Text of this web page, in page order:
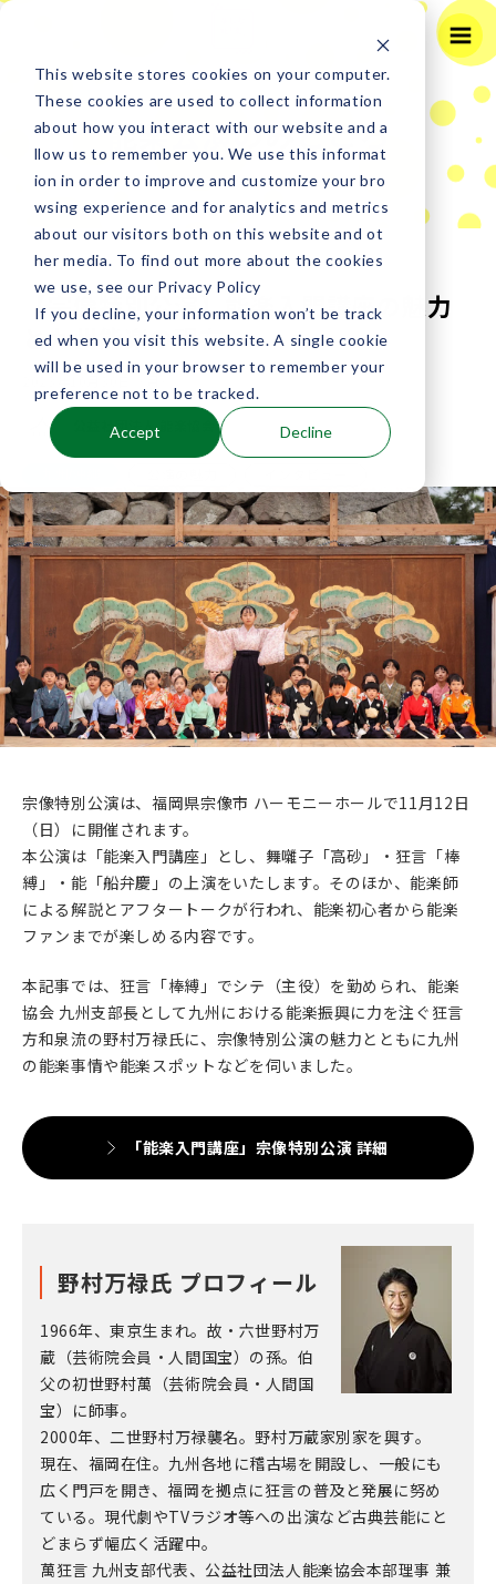
This website stores cookies on your computer.
These cookies are used to collect information
about how you interact with our website and a
llow us to remember you. We use this informat
ion in order to improve and customize your bro
wsing experience and for analytics and metrics
about our visitors both on this website and ot
her media. To find out more about the cookies
we use, see our Privacy Policy
If you decline, your information won’t be track
ed when you visit this website. A single cookie
will be used in your browser to remember your
preference not to be tracked.
Accept Decline
近畿 2025年12月21日(日)
奈良県 奈良春日野国際フォーラム甍 ～I・RA・KA
～ 能楽公演
2025年12月27日(土)
沖縄県 国立劇場おきなわ 能楽公演
沖縄 2026年1月14日(水)
沖縄県 首里城 能楽特別公演 第一日
沖縄県 首里城 能楽特別公演 第二日
2025年9月6日(土)
大分県 平和市民公園 能楽公演
近畿 2025年10月2日(木)
奈良県 談山神社 能楽公演
近畿 2025年10月10日(金)
近畿 2025年10月11日(土)
大阪府 万博記念公園 能楽特別公演 第二日
九州 2025年10月26日(日)
九州 2025年11月11日(火)
熊本城 能楽特別公演 第一日
熊本城 能楽特別公演 第二日
能楽公演のみどころ
【宗像特別公演】能楽入門講座の魅力
と九州能楽の現在
2023年10月30日（月）
公益社団法人 能楽協会
宗像特別公演は、福岡県宗像市 ハーモニーホールで11月12日
（日）に開催されます。
本公演は「能楽入門講座」とし、舞囃子「高砂」・狂言「棒
縛」・能「船弁慶」の上演をいたします。そのほか、能楽師
による解説とアフタートークが行われ、能楽初心者から能楽
ファンまでが楽しめる内容です。
本記事では、狂言「棒縛」でシテ（主役）を勤められ、能楽
協会 九州支部長として九州における能楽振興に力を注ぐ狂言
方和泉流の野村万禄氏に、宗像特別公演の魅力とともに九州
の能楽事情や能楽スポットなどを伺いました。
「能楽入門講座」宗像特別公演 詳細
野村万禄氏 プロフィール
1966年、東京生まれ。故・六世野村万
蔵（芸術院会員・人間国宝）の孫。伯
父の初世野村萬（芸術院会員・人間国
宝）に師事。
2000年、二世野村万禄襲名。野村万蔵家別家を興す。
現在、福岡在住。九州各地に稽古場を開設し、一般にも
広く門戸を開き、福岡を拠点に狂言の普及と発展に努め
ている。現代劇やTVラジオ等への出演など古典芸能にと
どまらず幅広く活躍中。
萬狂言 九州支部代表、公益社団法人能楽協会本部理事 兼